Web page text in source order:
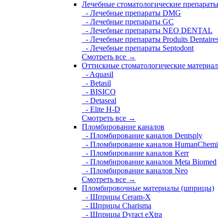
Лечебные стоматологические препараты
- Лечебные препараты DMG
- Лечебные препараты GC
- Лечебные препараты NEO DENTAL
- Лечебные препараты Produits
- Лечебные препараты Septodont
Смотреть все →
Оттискные стоматологические
- Aquasil
- Betasil
- BISICO
- Detaseal
- Elite H-D
Смотреть все →
Пломбирование каналов
- Пломбирование каналов Dentsply
- Пломбирование каналов
- Пломбирование каналов Kerr
- Пломбирование каналов Meta Biomed
- Пломбирование каналов Neo
Смотреть все →
Пломбировочные материалы (шприцы)
- Шприцы Ceram-X
- Шприцы Charisma
- Шприцы Dyract eXtra